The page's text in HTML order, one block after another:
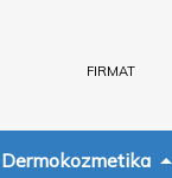
FIRMAT
Dermokozmetika